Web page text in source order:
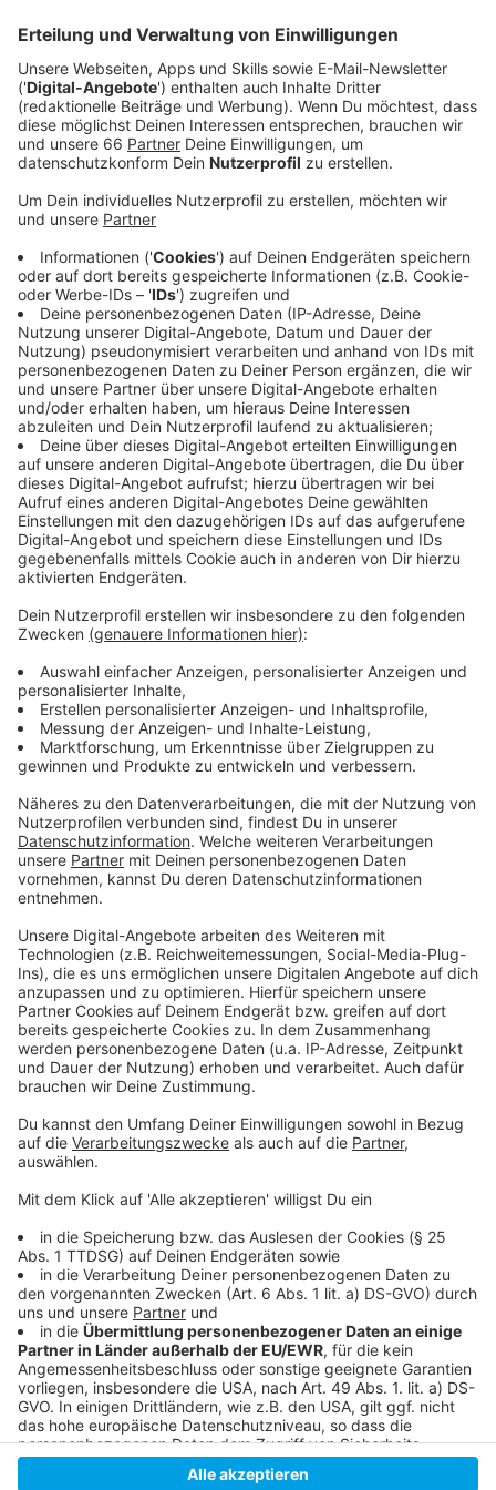
entscheiden.
Veröffentlicht:Mittwoch, 23.04.2025 06:33
Anzeige
Standorte und Umwandlung von Parkplätzen
Anzeige
Geplant sind insgesamt sechs neue
Mobilitätsstationenunter anderem an der
Römerstraße, der Pfalzstraße oder der
Gneisenaustraße. Dafür müssen 33 PKW-Parkplätze
im öffentlichen Raum umgewandelt werden. Die Stadt
weist aber daraufhin, dass seit März deutlich mehr
Parkplätze in privaten Parkhäusern zur Verfügung
stehen.
Anzeige
Finanzierung und Zeitplan
Anzeige
Die neuen Mobilitätsstationen sollen bis zum Ende des
Millionen Euro. Etwas mehr als die Hälfte davon wird
mit Fördergeldern vom Land NRW gezahlt.
Anzeige
Weitere Infos und Links zum Thema:
Anzeige
So haben wir vor wenigen Wochen berichtet
Im Februar wurde eine Mobilitätstation an der
Kunstakademie veröffentlicht
Anzeige
Anzeige